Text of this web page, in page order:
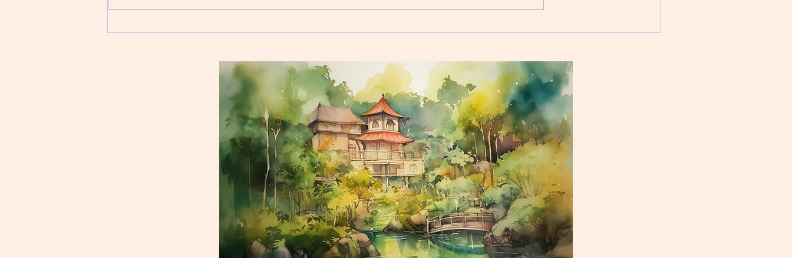
程不是一蹴而就。患者需要連續6
患者在預約好的時間到達診所，並
填妥，有關情緒的問卷，在診所...
了一種治療方式可以選擇。 有些
症。在進行rTMS治療的同時，病
人還可以選擇吃藥或者不吃藥。對
比...
素及其他神經傳遞物質，衹要口服
因素。科學家發現，抑鬱症患者的
大腦，某些部位的活動水...